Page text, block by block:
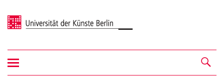
Universität der Künste Berlin
Navigation